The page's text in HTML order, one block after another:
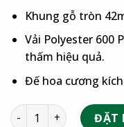
Khung gỗ tròn
Vải Polyester 600
thấm hiệu quả.
Đế hoa cương
ĐẶT